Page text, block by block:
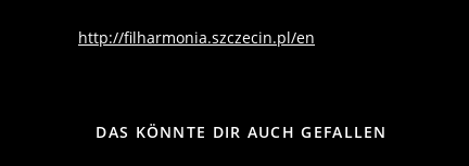
http://filharmonia.szczecin.pl/en
DAS KÖNNTE DIR AUCH GEFALLEN